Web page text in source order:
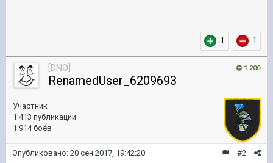
1 1
1 200
[DNO]
RenamedUser_6209693
Участник
1 413 публикации
1 914 боёв
#2
Опубликовано: 20 сен 2017, 19:42:20